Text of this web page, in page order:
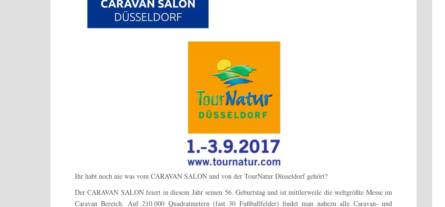
Ihr habt noch nie was vom CARAVAN SALON und von der TourNatur Düsseldorf gehört?
Der CARAVAN SALON feiert in diesem Jahr seinen 56. Geburtstag und ist mittlerweile die weltgrößte Messe im
Caravan Bereich. Auf 210.000 Quadratmetern (fast 30 Fußballfelder) findet man nahezu alle Caravan- und